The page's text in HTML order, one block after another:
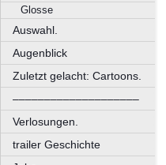
Glosse
Auswahl.
Augenblick
Zuletzt gelacht: Cartoons.
––––––––––––––––––––
Verlosungen.
trailer Geschichte